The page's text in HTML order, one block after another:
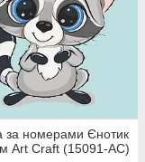
за номерами Єнотик
Art Craft (15091-AC)